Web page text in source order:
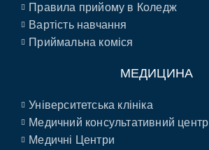
Правила прийому в Коледж
Вартість навчання
Приймальна коміся
МЕДИЦИНА
Університетська клініка
Медичний консультативний центр
Медичні Центри